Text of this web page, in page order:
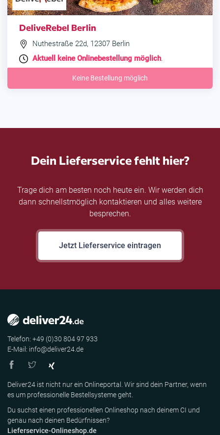
DeliveRebel Berlin
Nuthestraße 22d, 12307 Berlin
Aktuell keine Onlinebestellung möglich
Keine Bestellung möglich
Dein Lieferservice fehlt hier?
Trage dich am besten noch heute ein. Wir werden dich
dann schnellstmöglich kontaktieren und alles weitere
besprechen.
Jetzt Lieferservice eintragen
Telefon: +49 (0)30 804 97 933
E-Mail: info@deliver24.de
Deliver24 ist nicht nur ein Onlineportal. Wir sind dein Partner, wenn
es um professionelle Bestellsysteme geht.
Du suchst einen professionellen Onlineshop nach deinem CI und
genau nach deinen Bedürfnissen?
Lieferservice-Onlineshop.de